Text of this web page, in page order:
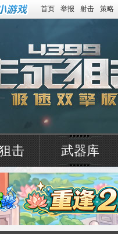
首页 举报 射击 策略
击
击 武器库